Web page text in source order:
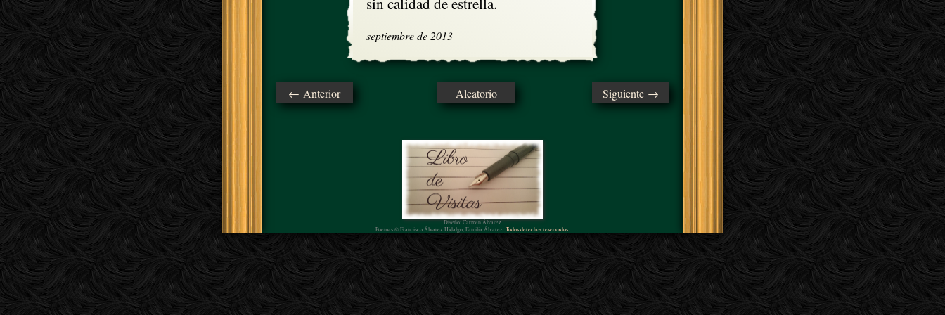
septiembre de 2013
← Anterior Aleatorio Siguiente →
Diseño: Carmen Álvarez
Poemas © Francisco Álvarez Hidalgo, Familia Álvarez. Todos derechos reservados.